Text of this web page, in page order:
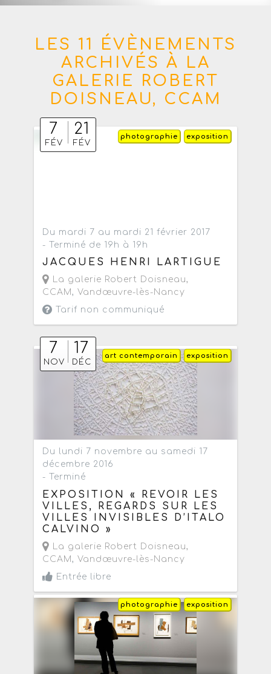
LES 11 ÉVÈNEMENTS
ARCHIVÉS À LA
GALERIE ROBERT
DOISNEAU, CCAM
7
FÉV
21
FÉV
exposition
photographie
Du mardi 7 au mardi 21 février 2017
- Terminé de 19h à 19h
JACQUES HENRI LARTIGUE
La galerie Robert Doisneau,
CCAM, Vandœuvre-lès-Nancy
Tarif non communiqué
7
NOV
17
DÉC
exposition
art contemporain
Du lundi 7 novembre au samedi 17
décembre 2016
- Terminé
EXPOSITION « REVOIR LES
VILLES, REGARDS SUR LES
VILLES INVISIBLES D’ITALO
CALVINO »
La galerie Robert Doisneau,
CCAM , Vandœuvre-lès-Nancy
Entrée libre
exposition
photographie